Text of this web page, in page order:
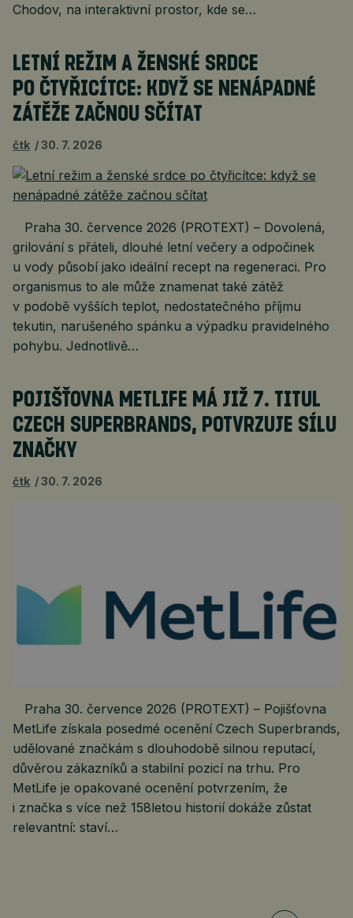
Chodov, na interaktivní prostor, kde se…
LETNÍ REŽIM A ŽENSKÉ SRDCE
PO ČTYŘICÍTCE: KDYŽ SE NENÁPADNÉ
ZÁTĚŽE ZAČNOU SČÍTAT
čtk 30. 7. 2026
Praha 30. července 2026 (PROTEXT) – Dovolená,
grilování s přáteli, dlouhé letní večery a odpočinek
u vody působí jako ideální recept na regeneraci. Pro
organismus to ale může znamenat také zátěž
v podobě vyšších teplot, nedostatečného příjmu
tekutin, narušeného spánku a výpadku pravidelného
pohybu. Jednotlivě…
POJIŠŤOVNA METLIFE MÁ JIŽ 7. TITUL
CZECH SUPERBRANDS, POTVRZUJE SÍLU
ZNAČKY
čtk 30. 7. 2026
Praha 30. července 2026 (PROTEXT) – Pojišťovna
MetLife získala posedmé ocenění Czech Superbrands,
udělované značkám s dlouhodobě silnou reputací,
důvěrou zákazníků a stabilní pozicí na trhu. Pro
MetLife je opakované ocenění potvrzením, že
i značka s více než 158letou historií dokáže zůstat
relevantní: staví…